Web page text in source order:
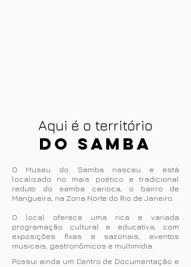
Aqui é o território
do Samba
​​O Museu do Samba nasceu e está
localizado no mais poético e tradicional
reduto do samba carioca, o bairro de
Mangueira, na Zona Norte do Rio de Janeiro.
O local oferece uma rica e variada
programação cultural e educativa, com
exposições fixas e sazonais, eventos
musicais, gastronômicos e multimídia.
Possui ainda um Centro de Documentação e